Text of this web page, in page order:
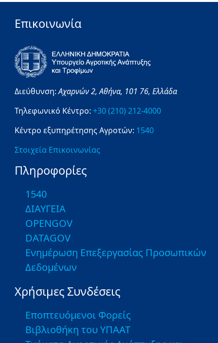
Επικοινωνία
Διεύθυνση:Αχαρνών 2,Αθήνα, 101 76, Ελλάδα
Τηλεφωνικό Κέντρο: +30 (210) 212-4000
Κέντρο εξυπηρέτησης Αγροτών: 1540
Στοιχεία Επικοινωνίας
Πληροφορίες
1540
ΔΙΑΥΓΕΙΑ
OPENGOV
DATAGOV
Ενημέρωση Επεξεργασίας Προσωπικών
Δεδομένων
Χρήσιμες Συνδέσεις
Εποπτευόμενοι Φορείς
Βιβλιοθήκη του ΥΠΑΑΤ